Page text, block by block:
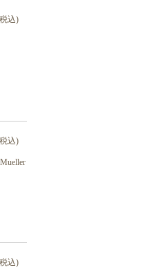
込)
込)
込)